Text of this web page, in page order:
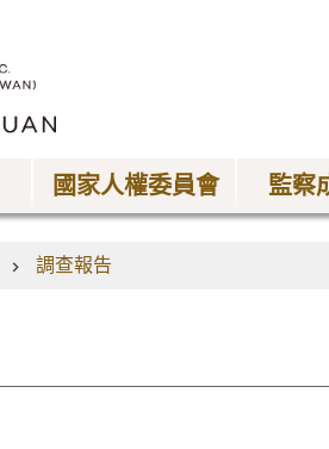
國家人權委員會 監察
調查報告